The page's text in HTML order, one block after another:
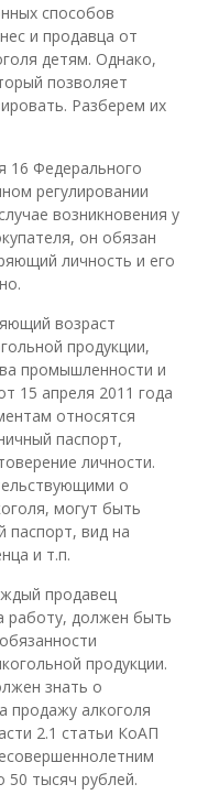
способов
и продавца от
детям. Однако,
позволяет
Разберем их
16 Федерального
регулировании
возникновения у
он обязан
личность и его
возраст
продукции,
промышленности и
15 апреля 2011 года
относятся
паспорт,
личности.
о
могут быть
паспорт, вид на
и т.п.
продавец
работу, должен быть
продукции.
знать о
продажу алкоголя
2.1 статьи КоАП
50 тысяч рублей.